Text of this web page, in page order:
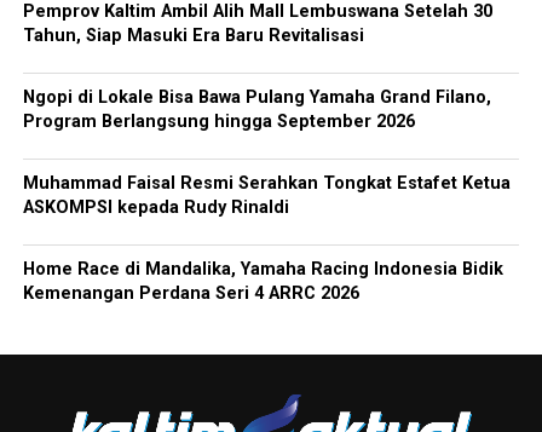
Pemprov Kaltim Ambil Alih Mall Lembuswana Setelah 30
Tahun, Siap Masuki Era Baru Revitalisasi
Ngopi di Lokale Bisa Bawa Pulang Yamaha Grand Filano,
Program Berlangsung hingga September 2026
Muhammad Faisal Resmi Serahkan Tongkat Estafet Ketua
ASKOMPSI kepada Rudy Rinaldi
Home Race di Mandalika, Yamaha Racing Indonesia Bidik
Kemenangan Perdana Seri 4 ARRC 2026